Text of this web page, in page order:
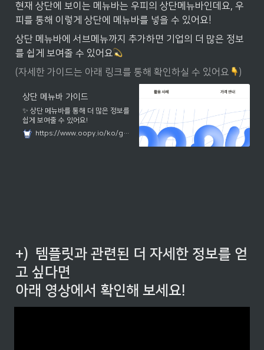
현재 상단에 보이는 메뉴바는 우피의 상단메뉴바인데요, 우
피를 통해 이렇게 상단에 메뉴바를 넣을 수 있어요!
상단 메뉴바에 서브메뉴까지 추가하면 기업의 더 많은 정보
를 쉽게 보여줄 수 있어요
(자세한 가이드는 아래 링크를 통해 확인하실 수 있어요
)
상단 메뉴바 가이드
✨ 상단 메뉴바를 통해 더 많은 정보를
쉽게 보여줄 수 있어요!
https://www.oopy.io/ko/guides/top-menubar
+)  템플릿과 관련된 더 자세한 정보를 얻
고 싶다면
아래 영상에서 확인해 보세요!